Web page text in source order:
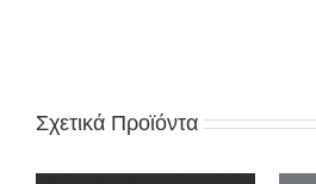
Σχετικά Προϊόντα